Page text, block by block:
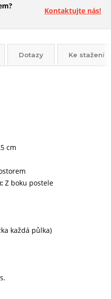
Kontaktujte nás!
Dotazy Ke stažení
cm
Z boku postele
každá půlka)